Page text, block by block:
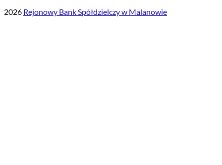
2026 Rejonowy Bank Spółdzielczy w Malanowie